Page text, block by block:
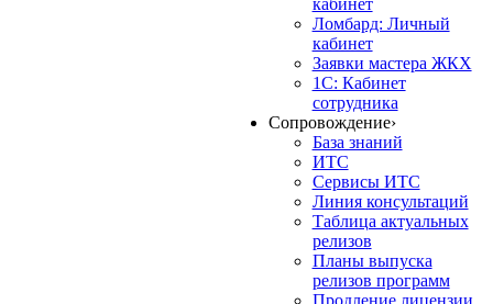
Ломбард: Личный
кабинет
Заявки мастера ЖКХ
1С: Кабинет
сотрудника
Сопровождение›
База знаний
ИТС
Сервисы ИТС
Линия консультаций
Таблица актуальных
релизов
Планы выпуска
релизов программ
Продление лицензии